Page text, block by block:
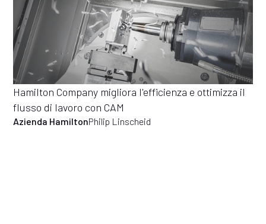
Hamilton Company migliora l'efficienza e ottimizza il
flusso di lavoro con CAM
Azienda HamiltonPhilip Linscheid